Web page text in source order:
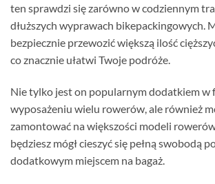
ten sprawdzi się zarówno w codziennym
dłuższych wyprawach bikepackingowych.
bezpiecznie przewozić większą ilość
co znacznie ułatwi Twoje podróże.
Nie tylko jest on popularnym dodatkiem w
wyposażeniu wielu rowerów, ale również
zamontować na większości modeli
będziesz mógł cieszyć się pełną swobodą
dodatkowym miejscem na bagaż.